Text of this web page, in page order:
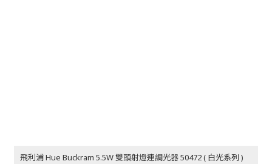
飛利浦 Hue Buckram 5.5W 雙頭射燈連調光器 50472 ( 白光系列 )